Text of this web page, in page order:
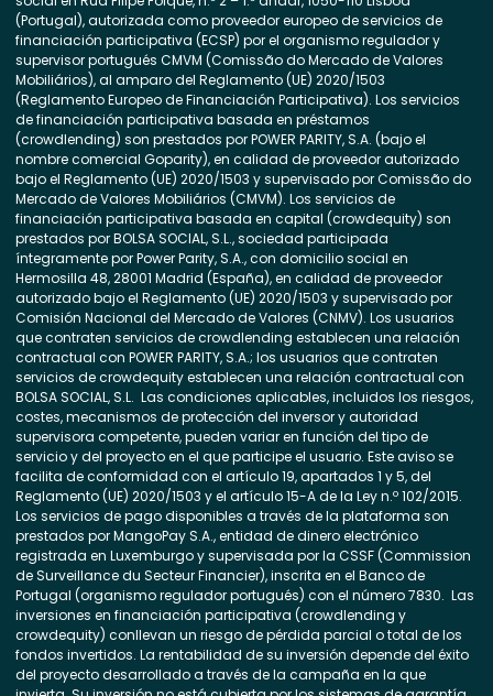
(Portugal), autorizada como proveedor europeo de servicios de
financiación participativa (ECSP) por el organismo regulador y
supervisor portugués CMVM (Comissão do Mercado de Valores
Mobiliários), al amparo del Reglamento (UE) 2020/1503
(Reglamento Europeo de Financiación Participativa). Los servicios
de financiación participativa basada en préstamos
(crowdlending) son prestados por POWER PARITY, S.A. (bajo el
nombre comercial Goparity), en calidad de proveedor autorizado
bajo el Reglamento (UE) 2020/1503 y supervisado por Comissão do
Mercado de Valores Mobiliários (CMVM). Los servicios de
financiación participativa basada en capital (crowdequity) son
prestados por BOLSA SOCIAL, S.L., sociedad participada
íntegramente por Power Parity, S.A., con domicilio social en
Hermosilla 48, 28001 Madrid (España), en calidad de proveedor
autorizado bajo el Reglamento (UE) 2020/1503 y supervisado por
Comisión Nacional del Mercado de Valores (CNMV). Los usuarios
que contraten servicios de crowdlending establecen una relación
contractual con POWER PARITY, S.A.; los usuarios que contraten
servicios de crowdequity establecen una relación contractual con
BOLSA SOCIAL, S.L. Las condiciones aplicables, incluidos los riesgos,
costes, mecanismos de protección del inversor y autoridad
supervisora competente, pueden variar en función del tipo de
servicio y del proyecto en el que participe el usuario. Este aviso se
facilita de conformidad con el artículo 19, apartados 1 y 5, del
Reglamento (UE) 2020/1503 y el artículo 15-A de la Ley n.º 102/2015.
Los servicios de pago disponibles a través de la plataforma son
prestados por MangoPay S.A., entidad de dinero electrónico
registrada en Luxemburgo y supervisada por la CSSF (Commission
de Surveillance du Secteur Financier), inscrita en el Banco de
Portugal (organismo regulador portugués) con el número 7830. Las
inversiones en financiación participativa (crowdlending y
crowdequity) conllevan un riesgo de pérdida parcial o total de los
fondos invertidos. La rentabilidad de su inversión depende del éxito
del proyecto desarrollado a través de la campaña en la que